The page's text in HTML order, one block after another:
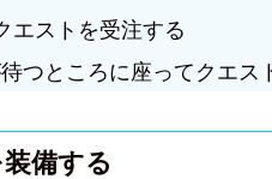
エストを受注する
つところに座ってクエス
備する